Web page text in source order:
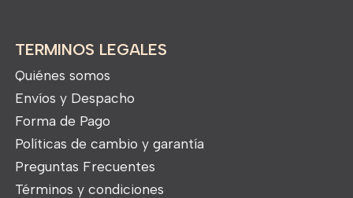
TERMINOS LEGALES
Quiénes somos
Envíos y Despacho
Forma de Pago
Políticas de cambio y garantía
Preguntas Frecuentes
Términos y condiciones